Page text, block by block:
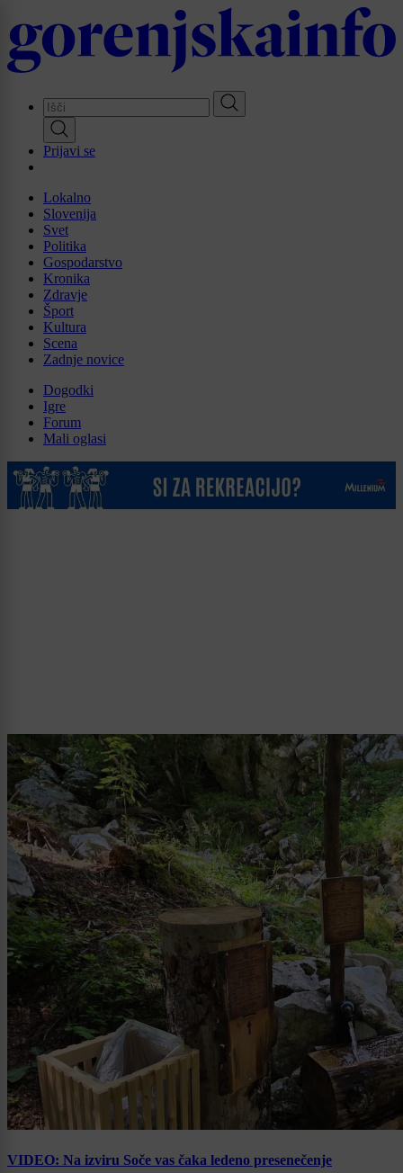
to
main
content
Prijavi se
Lokalno
Slovenija
Svet
Politika
Gospodarstvo
Kronika
Zdravje
Šport
Kultura
Scena
Zadnje novice
Dogodki
Igre
Forum
Mali oglasi
VIDEO: Na izviru Soče vas čaka ledeno presenečenje